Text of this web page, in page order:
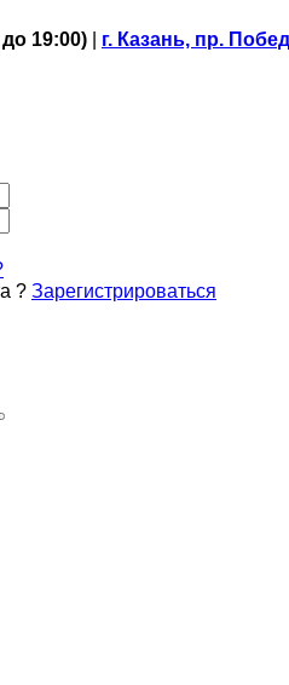
19:00) г. Казань, пр.
? Зарегистрироваться